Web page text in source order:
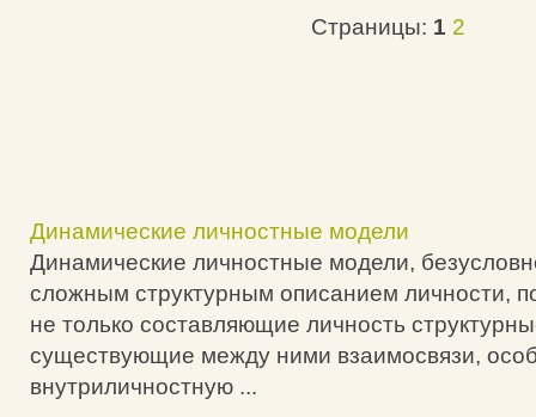
Страницы: 1 2
Динамические личностные модели
Динамические личностные модели,
сложным структурным описанием личности,
не только составляющие личность
существующие между ними взаимосвязи,
внутриличностную ...